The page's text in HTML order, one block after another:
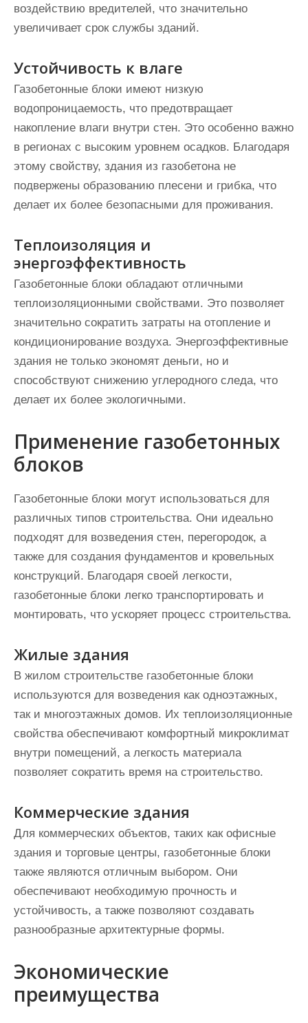
воздействию вредителей, что значительно
увеличивает срок службы зданий.
Устойчивость к влаге
Газобетонные блоки имеют низкую
водопроницаемость, что предотвращает
накопление влаги внутри стен. Это особенно важно
в регионах с высоким уровнем осадков. Благодаря
этому свойству, здания из газобетона не
подвержены образованию плесени и грибка, что
делает их более безопасными для проживания.
Теплоизоляция и
энергоэффективность
Газобетонные блоки обладают отличными
теплоизоляционными свойствами. Это позволяет
значительно сократить затраты на отопление и
кондиционирование воздуха. Энергоэффективные
здания не только экономят деньги, но и
способствуют снижению углеродного следа, что
делает их более экологичными.
Применение газобетонных
блоков
Газобетонные блоки могут использоваться для
различных типов строительства. Они идеально
подходят для возведения стен, перегородок, а
также для создания фундаментов и кровельных
конструкций. Благодаря своей легкости,
газобетонные блоки легко транспортировать и
монтировать, что ускоряет процесс строительства.
Жилые здания
В жилом строительстве газобетонные блоки
используются для возведения как одноэтажных,
так и многоэтажных домов. Их теплоизоляционные
свойства обеспечивают комфортный микроклимат
внутри помещений, а легкость материала
позволяет сократить время на строительство.
Коммерческие здания
Для коммерческих объектов, таких как офисные
здания и торговые центры, газобетонные блоки
также являются отличным выбором. Они
обеспечивают необходимую прочность и
устойчивость, а также позволяют создавать
разнообразные архитектурные формы.
Экономические
преимущества